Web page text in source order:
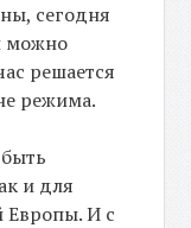
сегодня
можно
решается
режима.
и для
Европы. И с